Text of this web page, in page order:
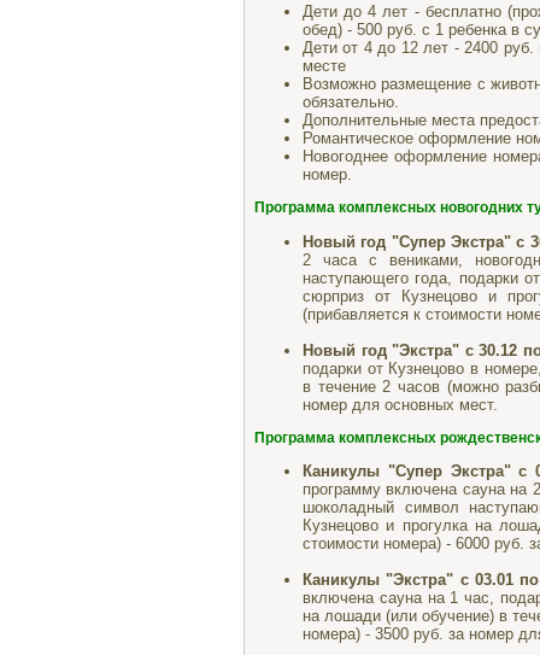
Дети до 4 лет - бесплатно
обед) - 500 руб. с 1 ребенка в
Дети от 4 до 12 лет - 2400
месте
Возможно размещение с
обязательно.
Дополнительные места
Романтическое оформление
Новогоднее оформление
номер.
Программа комплексных новогодних
Новый год "Супер Экстра" с
2 часа с вениками,
наступающего года, подарки
сюрприз от Кузнецово и
(прибавляется к стоимости
Новый год "Экстра" с 30.12
подарки от Кузнецово в
в течение 2 часов (можно
номер для основных мест.
Программа комплексных
Каникулы "Супер Экстра" с
программу включена сауна на
шоколадный символ
Кузнецово и прогулка на
стоимости номера) - 6000 руб.
Каникулы "Экстра" с 03.01
включена сауна на 1 час,
на лошади (или обучение) в
номера) - 3500 руб. за номер